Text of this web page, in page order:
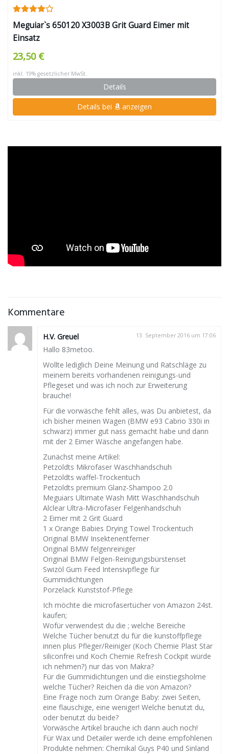
Meguiar`s 650120 X3003B Grit Guard Eimer mit
Einsatz
23,50 €
inkl. 19% gesetzlicher MwSt.
Details
Details bei anzeigen
Kommentare
H.V. Greuel 13. September 2016 um 17:06
Hallo 83metoo.
Wollte lediglich Deine Meinung und Ratschläge zu
meinem bereits vorhandenen reinigungs-und
Pflegeset und was ich noch zur Erweiterung
brauche!
Für die vorwäsche fehlt alles, was Du anbietest, da
ich bisher meinen Wagen (BMW e93 Cabrio 330i in
schwarz) immer gut nass gemacht habe und dann
mit der 2 Eimer Wäsche angefangen habe.
Zunächst meine Artikel:
Petzoldts Mikrofaser Waschhandschuh
Petzoldts waffel-Trockentuch
Petzoldts premium Glanz-Shampoo 2.0
Meguiars Ultimate Wash Mitt Waschhandschuh
Alclear Ultra-Microfaser Felgenhandschuh
2 Eimer mit 2 Grit Guard
1 x Orange Babies Drying Towel Trockentuch
Original BMW Insektenentferner
Original BMW felgenreiniger
Original BMW Felgen-Reinigungsbürstenset
Swizöl Gum Feed Intensivpflege für
Gummidichtungen
Porzelack Kunststof-Pflege
Ich möchte die microfasertücher von Amazon 24st.
kaufen;
Wofür verwendest du die ; welche Bereiche
Welche Tücher benutzt du für die kunstoffpflege
innen plus Pfleger/Reiniger (Koch Chemie Plast Star
siliconfrei und Koch Chemie Refresh Cockpit würde
ich nehmen?) nur das von Makra?
Für die Gummidichtungen und die einstiegsholme
welche Tücher? Reichen da die von Amazon?
Eine Frage noch zum Orange Baby: zwei Seiten,
eine flauschige, eine weniger! Welche benutzt du,
oder benutzt du beide?
Vorwäsche Artikel brauche ich dann auch noch!
Für Wax und Detailer werde ich deine empfohlenen
Produkte nehmen: Chemikal Guys P40 und Sinland